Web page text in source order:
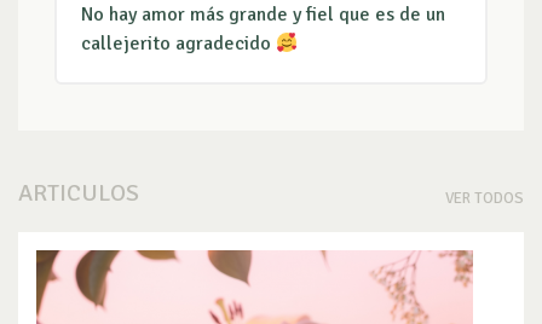
No hay amor más grande y fiel que es de un
callejerito agradecido
ARTICULOS VER TODOS